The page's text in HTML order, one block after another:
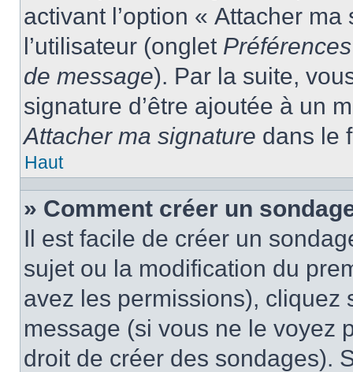
activant l’option « Attacher
l’utilisateur (onglet
de message). Par la suite,
signature d’être ajoutée à un
Attacher ma signature dans le
Haut
» Comment créer un
Il est facile de créer un
sujet ou la modification du
avez les permissions), cliquez
message (si vous ne le voyez
droit de créer des sondages).